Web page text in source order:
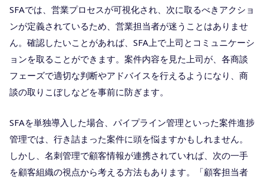
SFAでは、営業プロセスが可視化され、次に取るべきアクショ
ンが定義されているため、営業担当者が迷うことはありませ
ん。確認したいことがあれば、SFA上で上司とコミュニケーシ
ョンを取ることができます。案件内容を見た上司が、各商談
フェーズで適切な判断やアドバイスを行えるようになり、商
談の取りこぼしなどを事前に防ぎます。
SFAを単独導入した場合、パイプライン管理といった案件進捗
管理では、行き詰まった案件に頭を悩ますかもしれません。
しかし、名刺管理で顧客情報が連携されていれば、次の一手
を顧客組織の視点から考える方法もあります。「顧客担当者